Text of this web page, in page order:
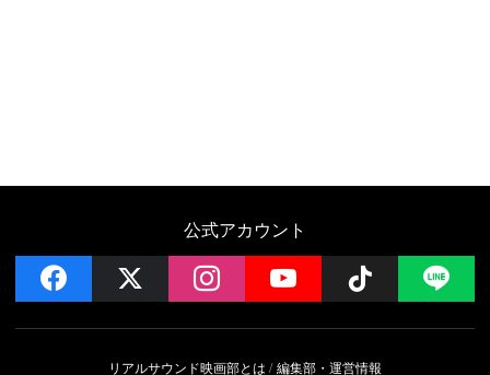
公式アカウント
facebook instagramYouTube Follow
リアルサウンド映画部とは 編集部・運営情報